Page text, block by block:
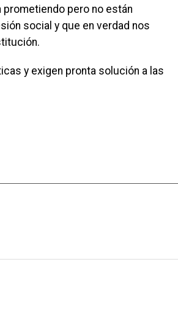
pero no están
social y que en verdad nos
y exigen pronta solución a las